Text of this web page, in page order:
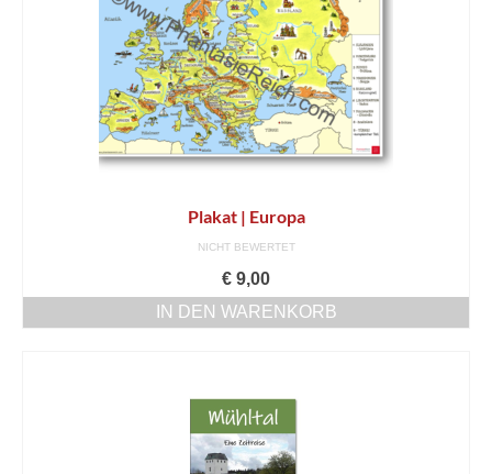
Plakat | Europa
NICHT BEWERTET
€ 9,00
IN DEN WARENKORB